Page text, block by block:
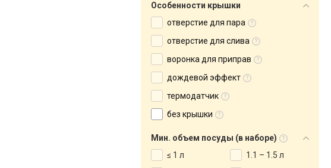
Особенности крышки
отверстие для пара
отверстие для слива
воронка для приправ
дождевой эффект
термодатчик
без крышки
Мин. объем посуды (в наборе)
≤ 1 л
1.1 – 1.5 л